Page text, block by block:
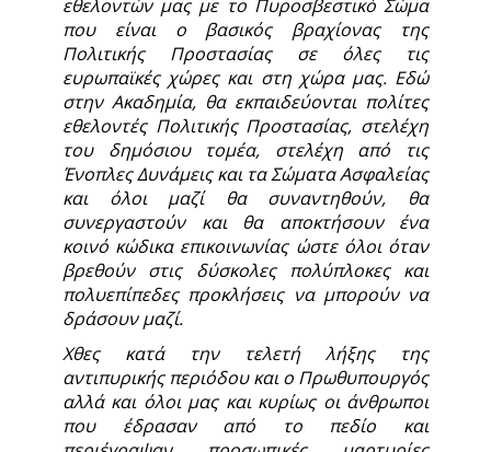
εθελοντών μας με το Πυροσβεστικό Σώμα
που είναι ο βασικός βραχίονας της
Πολιτικής Προστασίας σε όλες τις
ευρωπαϊκές χώρες και στη χώρα μας. Εδώ
στην Ακαδημία, θα εκπαιδεύονται πολίτες
εθελοντές Πολιτικής Προστασίας, στελέχη
του δημόσιου τομέα, στελέχη από τις
Ένοπλες Δυνάμεις και τα Σώματα Ασφαλείας
και όλοι μαζί θα συναντηθούν, θα
συνεργαστούν και θα αποκτήσουν ένα
κοινό κώδικα επικοινωνίας ώστε όλοι όταν
βρεθούν στις δύσκολες πολύπλοκες και
πολυεπίπεδες προκλήσεις να μπορούν να
δράσουν μαζί.
Χθες κατά την τελετή λήξης της
αντιπυρικής περιόδου και ο Πρωθυπουργός
αλλά και όλοι μας και κυρίως οι άνθρωποι
που έδρασαν από το πεδίο και